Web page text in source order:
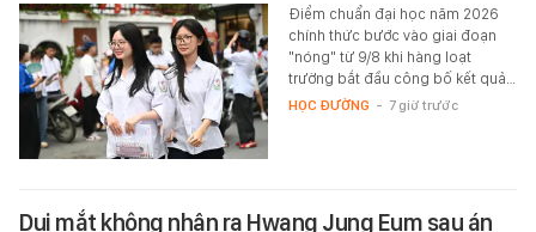
Điểm chuẩn đại học năm 2026
chính thức bước vào giai đoạn
"nóng" từ 9/8 khi hàng loạt
trường bắt đầu công bố kết quả…
HỌC ĐƯỜNG - 7 giờ trước
Dụi mắt không nhận ra Hwang Jung Eum sau án